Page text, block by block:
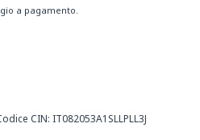
a pagamento.
CIN: IT082053A1SLLPLL3J